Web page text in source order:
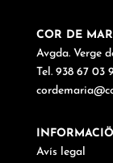
COR DE
Avgda. Verge
Tel. 938 67 03
INFORMACIÖ
Avís legal